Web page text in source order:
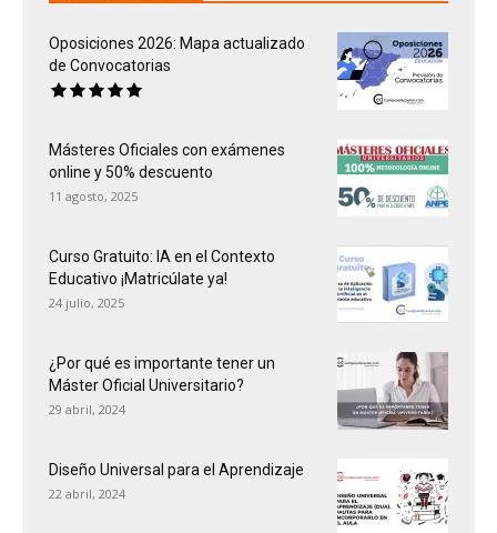
Oposiciones 2026: Mapa actualizado
de Convocatorias
Másteres Oficiales con exámenes
online y 50% descuento
11 agosto, 2025
Curso Gratuito: IA en el Contexto
Educativo ¡Matricúlate ya!
24 julio, 2025
¿Por qué es importante tener un
Máster Oficial Universitario?
29 abril, 2024
Diseño Universal para el Aprendizaje
22 abril, 2024